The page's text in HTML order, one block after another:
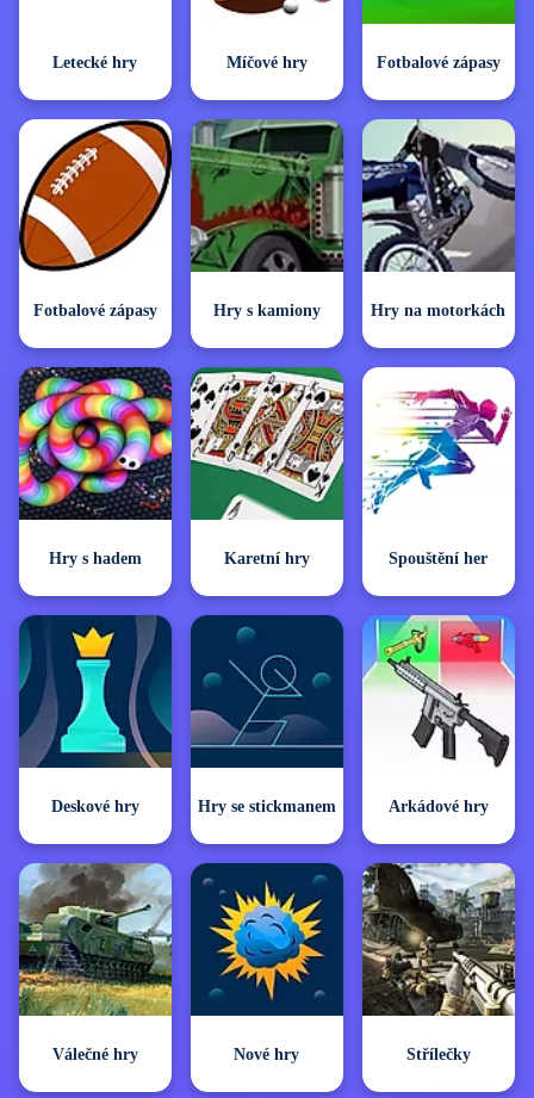
Letecké hry Míčové hry Fotbalové zápasy
Fotbalové zápasy Hry s kamiony Hry na motorkách
Hry s hadem Karetní hry Spouštění her
Deskové hry Hry se stickmanem Arkádové hry
Válečné hry Nové hry Střílečky